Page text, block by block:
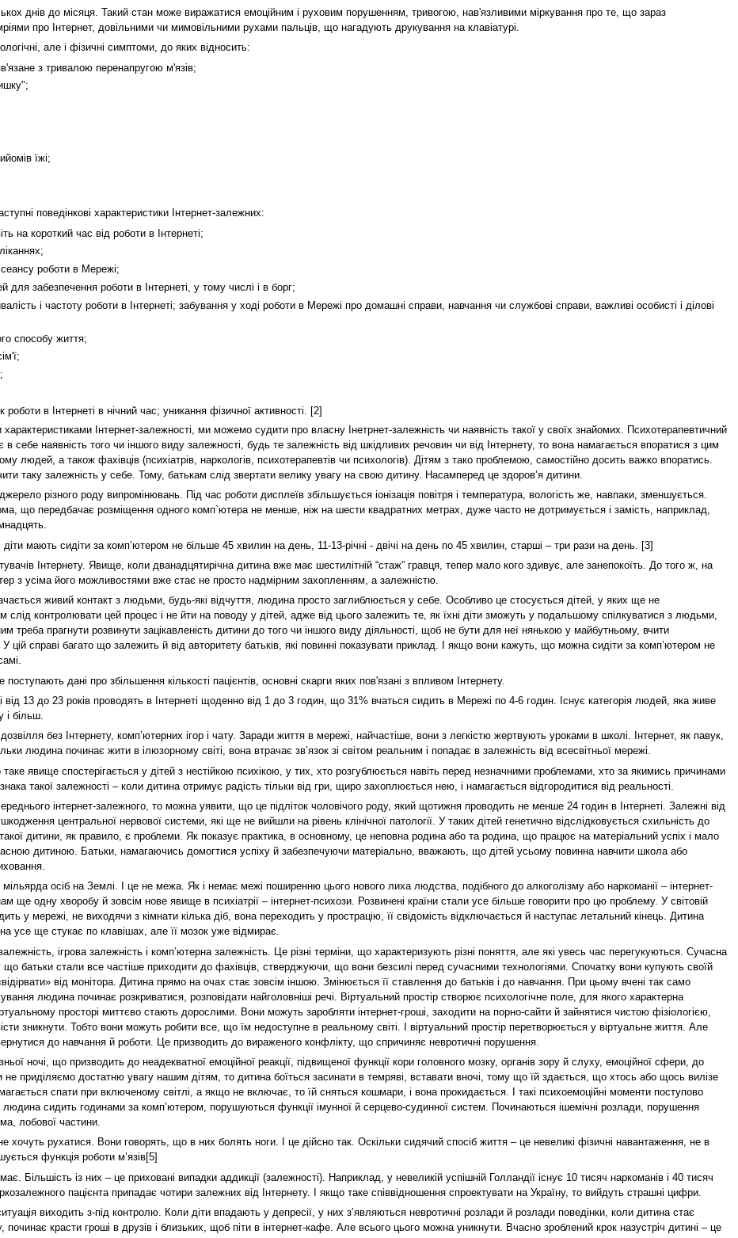
днів до місяця. Такий стан може виражатися емоційним і руховим порушенням, тривогою, нав'язливими міркування про те, що зараз
про Інтернет, довільними чи мимовільними рухами пальців, що нагадують друкування на клавіатурі.
але і фізичні симптоми, до яких відносить:
з тривалою перенапругою м'язів;
їжі;
поведінкові характеристики Інтернет-залежних:
на короткий час від роботи в Інтернеті;
роботи в Мережі;
забезпечення роботи в Інтернеті, у тому числі і в борг;
і частоту роботи в Інтернеті; забування у ході роботи в Мережі про домашні справи, навчання чи службові справи, важливі особисті і ділові
способу життя;
в Інтернеті в нічний час; уникання фізичної активності. [2]
Інтернет-залежності, ми можемо судити про власну Інетрнет-залежність чи наявність такої у своїх знайомих. Психотерапевтичний
наявність того чи іншого виду залежності, будь те залежність від шкідливих речовин чи від Інтернету, то вона намагається впоратися з цим
людей, а також фахівців (психіатрів, наркологів, психотерапевтів чи психологів). Дітям з тако проблемою, самостійно досить важко впоратись.
таку залежність у себе. Тому, батькам слід звертати велику увагу на свою дитину. Насамперед це здоров’я дитини.
різного роду випромінювань. Під час роботи дисплеїв збільшується іонізація повітря і температура, вологість же, навпаки, зменшується.
що передбачає розміщення одного комп`ютера не менше, ніж на шести квадратних метрах, дуже часто не дотримується і замість, наприклад,
діти мають сидіти за комп’ютером не більше 45 хвилин на день, 11-13-річні - двічі на день по 45 хвилин, старші – три рази на день. [3]
Інтернету. Явище, коли дванадцятирічна дитина вже має шестилітній “стаж” гравця, тепер мало кого здивує, але занепокоїть. До того ж, на
з усіма його можливостями вже стає не просто надмірним захопленням, а залежністю.
живий контакт з людьми, будь-які відчуття, людина просто заглиблюється у себе. Особливо це стосується дітей, у яких ще не
слід контролювати цей процес і не йти на поводу у дітей, адже від цього залежить те, як їхні діти зможуть у подальшому спілкуватися з людьми,
треба прагнути розвинути зацікавленість дитини до того чи іншого виду діяльності, щоб не бути для неї нянькою у майбутньому, вчити
цій справі багато що залежить й від авторитету батьків, які повинні показувати приклад. І якщо вони кажуть, що можна сидіти за комп’ютером не
поступають дані про збільшення кількості пацієнтів, основні скарги яких пов'язані з впливом Інтернету.
від 13 до 23 років проводять в Інтернеті щоденно від 1 до 3 годин, що 31% вчаться сидить в Мережі по 4-6 годин. Існує категорія людей, яка живе
і більш.
без Інтернету, комп’ютерних ігор і чату. Заради життя в мережі, найчастіше, вони з легкістю жертвують уроками в школі. Інтернет, як павук,
людина починає жити в ілюзорному світі, вона втрачає зв’язок зі світом реальним і попадає в залежність від всесвітньої мережі.
явище спостерігається у дітей з нестійкою психікою, у тих, хто розгублюється навіть перед незначними проблемами, хто за якимись причинами
такої залежності – коли дитина отримує радість тільки від гри, щиро захоплюється нею, і намагається відгородитися від реальності.
інтернет-залежного, то можна уявити, що це підліток чоловічого роду, який щотижня проводить не менше 24 годин в Інтернеті. Залежні від
центральної нервової системи, які ще не вийшли на рівень клінічної патології. У таких дітей генетично відслідковується схильність до
такої дитини, як правило, є проблеми. Як показує практика, в основному, це неповна родина або та родина, що працює на матеріальний успіх і мало
дитиною. Батьки, намагаючись домогтися успіху й забезпечуючи матеріально, вважають, що дітей усьому повинна навчити школа або
мільярда осіб на Землі. І це не межа. Як і немає межі поширенню цього нового лиха людства, подібного до алкоголізму або наркоманії – інтернет-
ще одну хворобу й зовсім нове явище в психіатрії – інтернет-психози. Розвинені країни стали усе більше говорити про цю проблему. У світовій
у мережі, не виходячи з кімнати кілька діб, вона переходить у прострацію, її свідомість відключається й наступає летальний кінець. Дитина
усе ще стукає по клавішах, але її мозок уже відмирає.
ігрова залежність і комп’ютерна залежність. Це різні терміни, що характеризують різні поняття, але які увесь час перегукуються. Сучасна
батьки стали все частіше приходити до фахівців, стверджуючи, що вони безсилі перед сучасними технологіями. Спочатку вони купують своїй
від монітора. Дитина прямо на очах стає зовсім іншою. Змінюється її ставлення до батьків і до навчання. При цьому вчені так само
людина починає розкриватися, розповідати найголовніші речі. Віртуальний простір створює психологічне поле, для якого характерна
просторі миттєво стають дорослими. Вони можуть заробляти інтернет-гроші, заходити на порно-сайти й зайнятися чистою фізіологією,
зникнути. Тобто вони можуть робити все, що їм недоступне в реальному світі. І віртуальний простір перетворюється у віртуальне життя. Але
до навчання й роботи. Це призводить до вираженого конфлікту, що спричиняє невротичні порушення.
ночі, що призводить до неадекватної емоційної реакції, підвищеної функції кори головного мозку, органів зору й слуху, емоційної сфери, до
приділяємо достатню увагу нашим дітям, то дитина боїться засинати в темряві, вставати вночі, тому що їй здається, що хтось або щось вилізе
спати при включеному світлі, а якщо не включає, то їй сняться кошмари, і вона прокидається. І такі психоемоційні моменти поступово
сидить годинами за комп’ютером, порушуються функції імунної й серцево-судинної систем. Починаються ішемічні розлади, порушення
лобової частини.
хочуть рухатися. Вони говорять, що в них болять ноги. І це дійсно так. Оскільки сидячий спосіб життя – це невеликі фізичні навантаження, не в
функція роботи м’язів[5]
Більшість із них – це приховані випадки аддикції (залежності). Наприклад, у невеликій успішній Голландії існує 10 тисяч наркоманів і 40 тисяч
пацієнта припадає чотири залежних від Інтернету. І якщо таке співвідношення спроектувати на Україну, то вийдуть страшні цифри.
виходить з-під контролю. Коли діти впадають у депресії, у них з’являються невротичні розлади й розлади поведінки, коли дитина стає
красти гроші в друзів і близьких, щоб піти в інтернет-кафе. Але всього цього можна уникнути. Вчасно зроблений крок назустріч дитині – це